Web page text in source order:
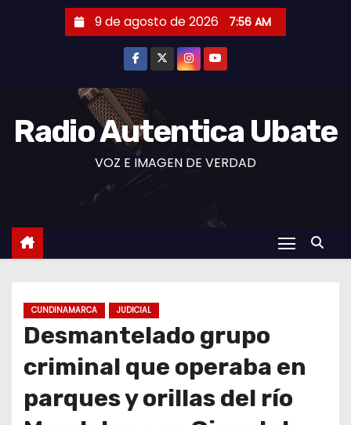
9 de agosto de 2026 7:56 AM
Radio Autentica Ubate
VOZ E IMAGEN DE VERDAD
CUNDINAMARCA JUDICIAL
Desmantelado grupo
criminal que operaba en
parques y orillas del río